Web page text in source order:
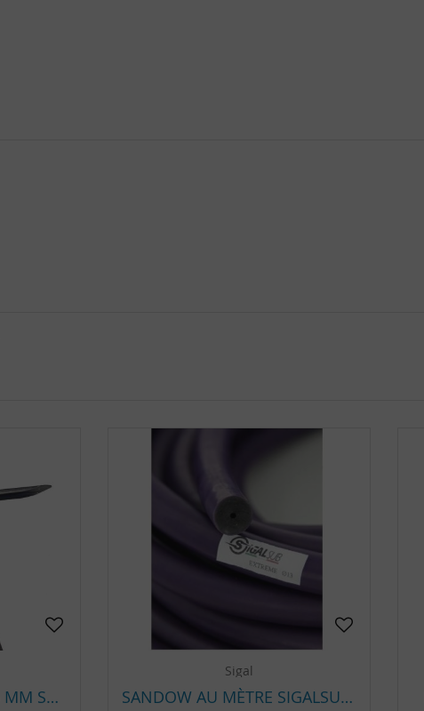
FLÈCHE À ERGOTS 6,75 MM SHARKFIN HRC DOUBLE ARDILLONS SIGAL
Sigal
SANDOW AU MÈTRE SIGALSUB EXTREME 14.5MM